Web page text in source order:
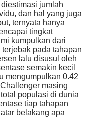
jumlah
dan hal yang juga
ternyata hanya
tingkat
kumpulkan dari
pada tahapan
lalu disusul oleh
semakin kecil
mengumpulkan 0.42
masing
populasi di dunia
tiap tahapan
belakang apa